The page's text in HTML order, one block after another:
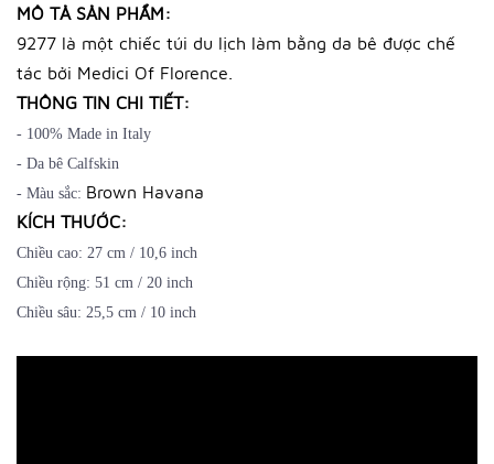
MÔ TẢ SẢN PHẨM:
9277 là một chiếc túi du lịch làm bằng da bê được chế
tác bởi Medici Of Florence.
THÔNG TIN CHI TIẾT:
- 100% Made in Italy
- Da bê Calfskin
- Màu sắc: Brown Havana
KÍCH THƯỚC:
Chiều cao: 27 cm / 10,6 inch
Chiều rộng: 51 cm / 20 inch
Chiều sâu: 25,5 cm / 10 inch